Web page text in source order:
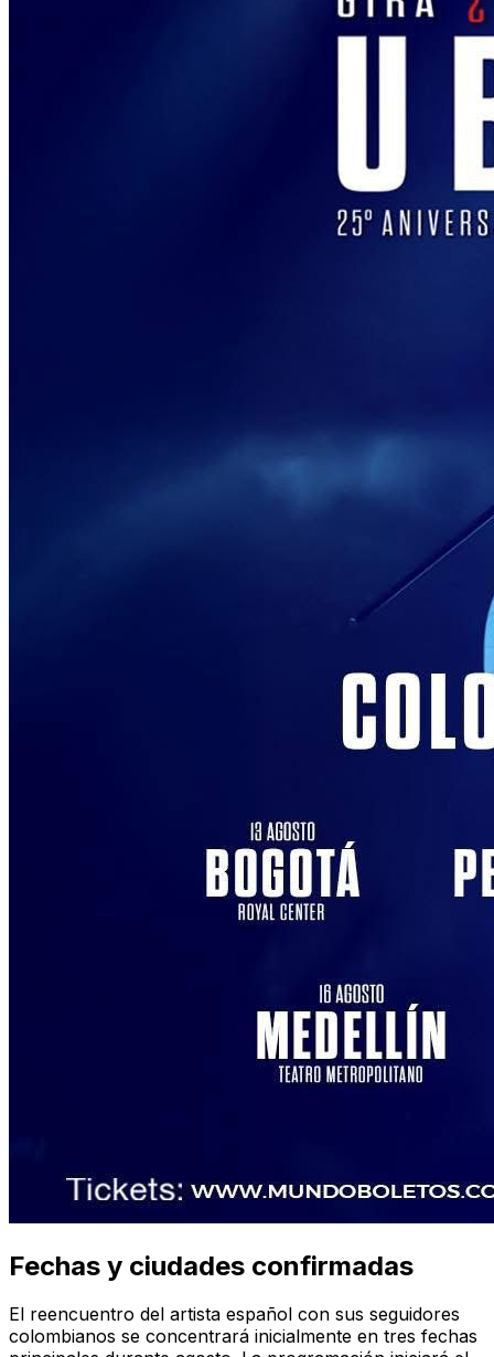
Fechas y ciudades confirmadas
El reencuentro del artista español con sus seguidores
colombianos se concentrará inicialmente en tres fechas